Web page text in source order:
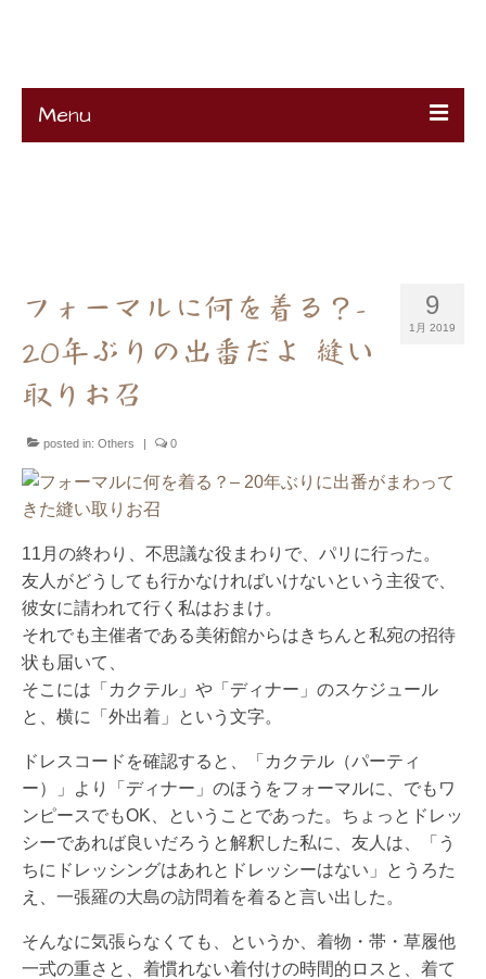
Menu
9
1月 2019
フォーマルに何を着る？–
20年ぶりの出番だよ 縫い
取りお召
posted in: Others | 0
11月の終わり、不思議な役まわりで、パリに行った。
友人がどうしても行かなければいけないという主役で、
彼女に請われて行く私はおまけ。
それでも主催者である美術館からはきちんと私宛の招待
状も届いて、
そこには「カクテル」や「ディナー」のスケジュール
と、横に「外出着」という文字。
ドレスコードを確認すると、「カクテル（パーティ
ー）」より「ディナー」のほうをフォーマルに、でもワ
ンピースでもOK、ということであった。ちょっとドレッ
シーであれば良いだろうと解釈した私に、友人は、「う
ちにドレッシングはあれとドレッシーはない」とうろた
え、一張羅の大島の訪問着を着ると言い出した。
そんなに気張らなくても、というか、着物・帯・草履他
一式の重さと、着慣れない着付けの時間的ロスと、着て